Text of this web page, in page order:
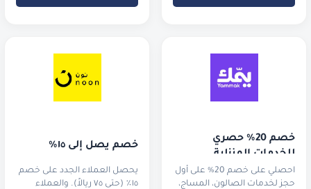
خصم 20% حصري
للخدمات المنزلية
احصلي على خصم 20% على أول
حجز لخدمات الصالون، المساج،
خصم يصل إلى ١٥٪
يحصل العملاء الجدد على خصم
١٥٪ (حتى ٧٥ ريالاً). والعملاء